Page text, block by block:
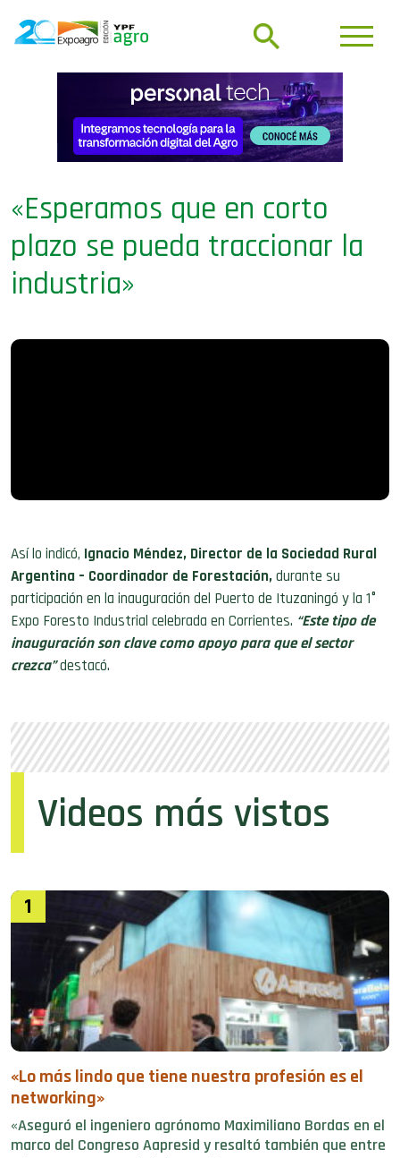
«Esperamos que en corto
plazo se pueda traccionar la
industria»
Así lo indicó, Ignacio Méndez, Director de la Sociedad Rural
Argentina – Coordinador de Forestación,durante su
participación en la inauguración del Puerto de Ituzaningó y la 1°
Expo Foresto Industrial celebrada en Corrientes. “Este tipo de
inauguración son clave como apoyo para que el sector
crezca”destacó.
Videos más vistos
1
«Lo más lindo que tiene nuestra profesión es el
networking»
«Aseguró el ingeniero agrónomo Maximiliano Bordas en el
marco del Congreso Aapresid y resaltó también que entre